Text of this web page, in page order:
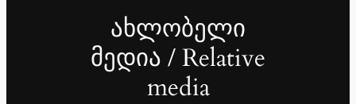
ახლობელი
მედია / Relative
media